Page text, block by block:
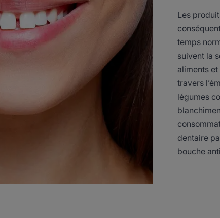
Les
temps
suivent la
aliments et
travers
légumes
dentaire
bouche